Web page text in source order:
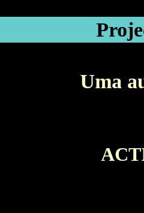
Uma